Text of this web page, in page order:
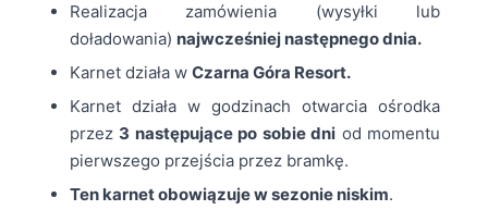
Realizacja zamówienia (wysyłki lub
doładowania) najwcześniej następnego dnia.
Karnet działa w Czarna Góra Resort.
Karnet działa w godzinach otwarcia ośrodka
przez 3 następujące po sobie dni od momentu
pierwszego przejścia przez bramkę.
Ten karnet obowiązuje w sezonie niskim.